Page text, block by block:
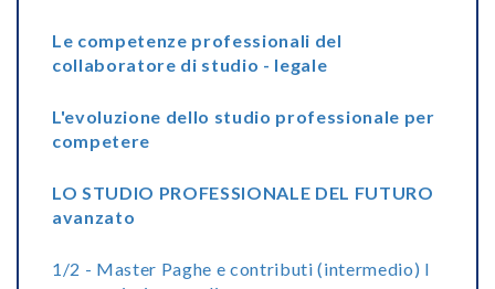
Le competenze professionali del
collaboratore di studio - legale
L'evoluzione dello studio professionale per
competere
LO STUDIO PROFESSIONALE DEL FUTURO
avanzato
1/2 - Master Paghe e contributi (intermedio) I